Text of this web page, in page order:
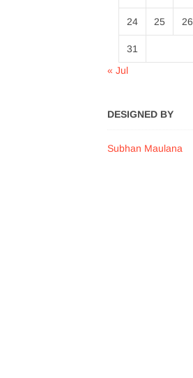
24 25 26
31
« Jul
DESIGNED BY
Subhan Maulana